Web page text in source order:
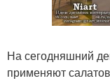
На сегодняшний
применяют